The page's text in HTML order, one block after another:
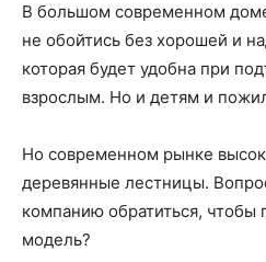
В большом современном
не обойтись без хорошей и
которая будет удобна при
взрослым. Но и детям и
Но современном рынке
деревянные лестницы.
компанию обратиться, чтобы
модель?